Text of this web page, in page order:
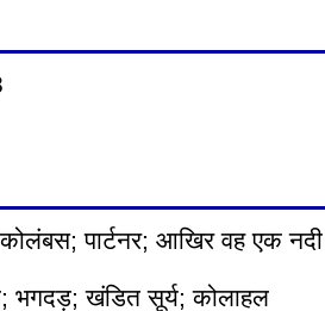
पार्टनर; आखिर वह एक नदी
भगदड़; खंडित सूर्य; कोलाहल